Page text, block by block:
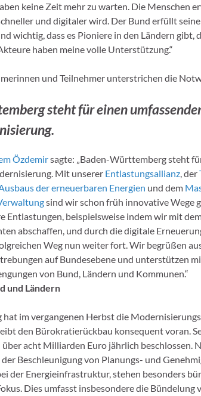
keine Zeit mehr zu warten. Die Menschen
und digitaler wird. Der Bund erfüllt
wichtig, dass es Pioniere in den Ländern gibt,
haben meine volle Unterstützung.“
und Teilnehmer unterstrichen die
steht für einen
Özdemirsagte: „Baden-Württemberg steht
Mit unserer Entlastungsallianz, der
der erneuerbaren Energien und dem
sind wir schon früh innovative Wege
Entlastungen, beispielsweise indem wir mit
abschaffen, und durch die digitale
Weg nun weiter fort. Wir begrüßen
auf Bundesebene und unterstützen
von Bund, Ländern und Kommunen.“
und Ländern
hat im vergangenen Herbst die
den Bürokratierückbau konsequent voran.
acht Milliarden Euro jährlich beschlossen.
Beschleunigung von Planungs- und
der Energieinfrastruktur, stehen besonders
Dies umfasst insbesondere die Bündelung